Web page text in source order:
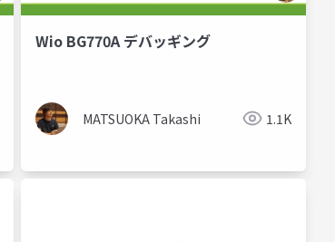
Wio BG770A デバッギング
MATSUOKA Takashi 1.1K